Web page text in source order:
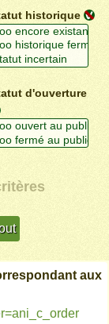
historique
d'ouverture
aux